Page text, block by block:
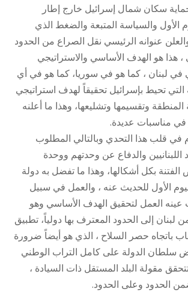
سكان شمال إسرائيل خارج إطار
الأول والسياسة المتبعة والضغط الذي
عنوانه الرئيسي نقل الصراع من الحدود
، هذا هو الهدف الأساسي والاستراتيجي
في لبنان ، كما هو في سوريا، كما هو في أي
تحيط بإسرائيل تحقيقاً لهدف استراتيجي
وتقسيمها وتشليعها، وهذا ما أعلنه
في مناسبات عديدة.
في قلب هذا التحدي وبالتالي المطلوب
والدفاع عن وحدتهم ووحدة
بكل أشكالها، وهذا ما تفضل به دولة
الأول للحديث عنه ، والعمل في سبيل
عينه العمل لتحقيق الهدف الأساسي وهو
لبنان إلى الحدود المعترف بها دولياً، تطبيق
باتجاه حصر السلاح ، الذي هو أيضاً ضرورة
الدولة على كامل التراب الوطني
تتحقق مقولة البلد المستقل ذات السيادة ،
الحدود وعلى الحدود.